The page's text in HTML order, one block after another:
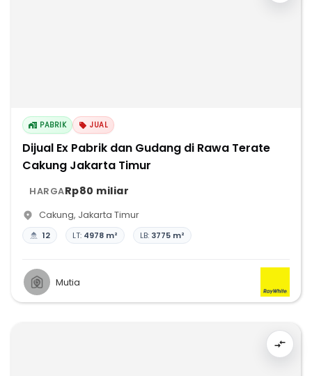
PABRIK JUAL
Dijual Ex Pabrik dan Gudang di Rawa Terate
Cakung Jakarta Timur
HARGARp80 miliar
Cakung, Jakarta Timur
12 LT: 4978 m² LB: 3775 m²
Mutia